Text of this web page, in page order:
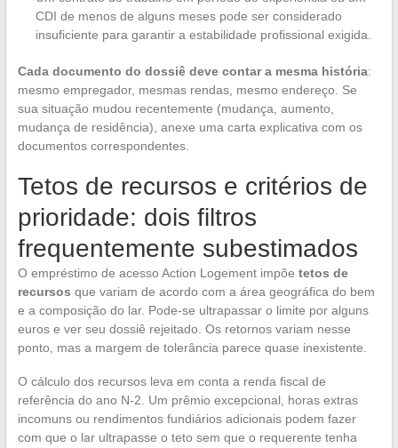
CDI de menos de alguns meses pode ser considerado
insuficiente para garantir a estabilidade profissional exigida.
Cada documento do dossiê deve contar a mesma história:
mesmo empregador, mesmas rendas, mesmo endereço. Se
sua situação mudou recentemente (mudança, aumento,
mudança de residência), anexe uma carta explicativa com os
documentos correspondentes.
Tetos de recursos e critérios de
prioridade: dois filtros
frequentemente subestimados
O empréstimo de acesso Action Logement impõe tetos de
recursos que variam de acordo com a área geográfica do bem
e a composição do lar. Pode-se ultrapassar o limite por alguns
euros e ver seu dossiê rejeitado. Os retornos variam nesse
ponto, mas a margem de tolerância parece quase inexistente.
O cálculo dos recursos leva em conta a renda fiscal de
referência do ano N-2. Um prêmio excepcional, horas extras
incomuns ou rendimentos fundiários adicionais podem fazer
com que o lar ultrapasse o teto sem que o requerente tenha